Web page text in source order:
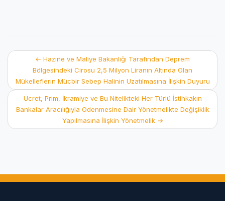
Post
navigation
← Hazine ve Maliye Bakanlığı Tarafından Deprem
Bölgesindeki Cirosu 2,5 Milyon Liranın Altında Olan
Mükelleflerin Mücbir Sebep Halinin Uzatılmasına İlişkin Duyuru
Ücret, Prim, İkramiye ve Bu Nitelikteki Her Türlü İstihkakın
Bankalar Aracılığıyla Ödenmesine Dair Yönetmelikte Değişiklik
Yapılmasına İlişkin Yönetmelik →